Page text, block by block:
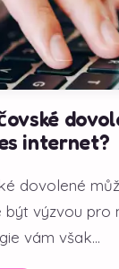
internet?
dovolené
být výzvou pro
vám však...